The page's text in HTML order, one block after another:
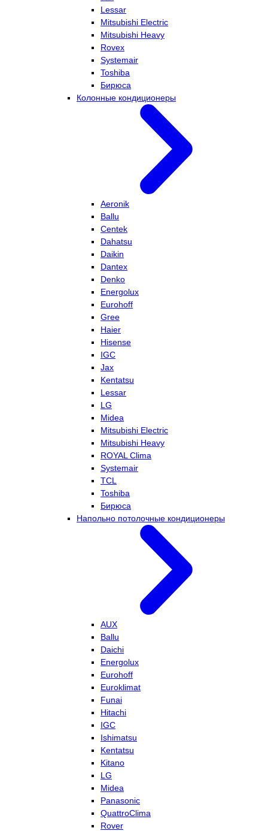
Lessar
Mitsubishi Electric
Mitsubishi Heavy
Rovex
Systemair
Toshiba
Бирюса
Колонные кондиционеры
Aeronik
Ballu
Centek
Dahatsu
Daikin
Dantex
Denko
Energolux
Eurohoff
Gree
Haier
Hisense
IGC
Jax
Kentatsu
Lessar
LG
Midea
Mitsubishi Electric
Mitsubishi Heavy
ROYAL Clima
Systemair
TCL
Toshiba
Бирюса
Напольно потолочные кондиционеры
AUX
Ballu
Daichi
Energolux
Eurohoff
Euroklimat
Funai
Hitachi
IGC
Ishimatsu
Kentatsu
Kitano
LG
Midea
Panasonic
QuattroClima
Rover